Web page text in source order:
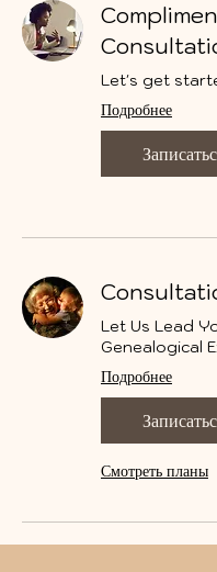
Let's get
Подробнее
Let Us Lead
Genealogical
Подробнее
Смотреть планы